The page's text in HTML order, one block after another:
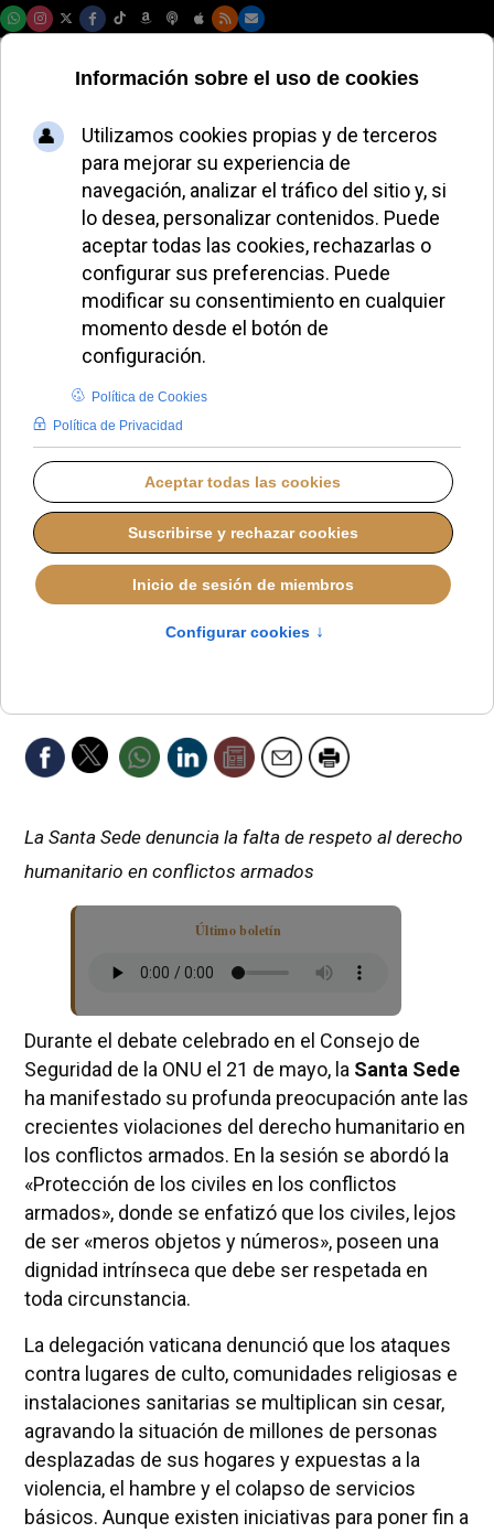
La Santa Sede pide
proteger a los
civiles en los
conflictos armados
JOSÉ GARCÍA DESDE EL VATICANO
La Santa Sede denuncia la falta de respeto al derecho
humanitario en conflictos armados
Último boletín
Durante el debate celebrado en el Consejo de
Seguridad de la ONU el 21 de mayo, la Santa Sede
ha manifestado su profunda preocupación ante las
crecientes violaciones del derecho humanitario en
los conflictos armados. En la sesión se abordó la
«Protección de los civiles en los conflictos
armados», donde se enfatizó que los civiles, lejos
de ser «meros objetos y números», poseen una
dignidad intrínseca que debe ser respetada en
toda circunstancia.
La delegación vaticana denunció que los ataques
contra lugares de culto, comunidades religiosas e
instalaciones sanitarias se multiplican sin cesar,
agravando la situación de millones de personas
desplazadas de sus hogares y expuestas a la
violencia, el hambre y el colapso de servicios
básicos. Aunque existen iniciativas para poner fin a